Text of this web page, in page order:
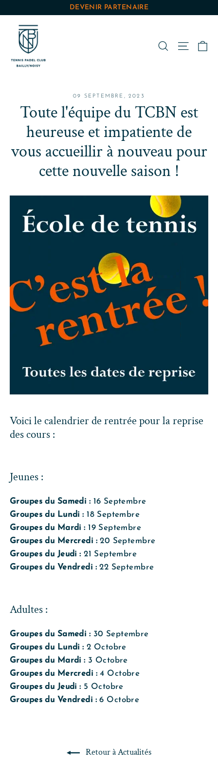
contenu
DEVENIR PARTENAIRE
Rechercher
09 SEPTEMBRE, 2023
Toute l'équipe du TCBN est
heureuse et impatiente de
vous accueillir à nouveau pour
cette nouvelle saison !
Voici le calendrier de rentrée pour la reprise
des cours :
Jeunes :
Groupes du Samedi : 16 Septembre
Groupes du Lundi : 18 Septembre
Groupes du Mardi : 19 Septembre
Groupes du Mercredi :20 Septembre
Groupes du Jeudi : 21 Septembre
Groupes du Vendredi :22 Septembre
Adultes :
Groupes du Samedi : 30 Septembre
Groupes du Lundi : 2 Octobre
Groupes du Mardi : 3 Octobre
Groupes du Mercredi :4 Octobre
Groupes du Jeudi : 5 Octobre
Groupes du Vendredi :6 Octobre
Retour à Actualités